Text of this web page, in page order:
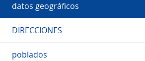
datos geográficos
DIRECCIONES
poblados